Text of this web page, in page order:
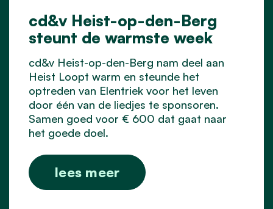
cd&v Heist-op-den-Berg
steunt de warmste week
cd&v Heist-op-den-Berg nam deel aan
Heist Loopt warm en steunde het
optreden van Elentriek voor het leven
door één van de liedjes te sponsoren.
Samen goed voor € 600 dat gaat naar
het goede doel.
lees meer